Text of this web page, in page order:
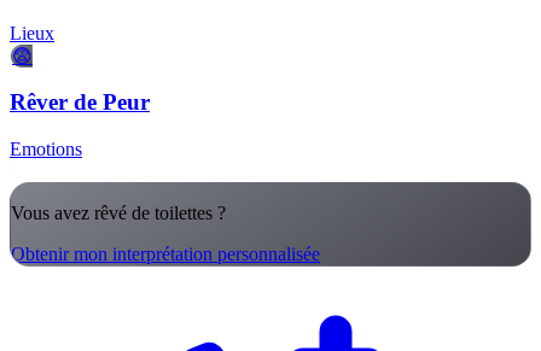
Lieux
😨
Rêver de Peur
Emotions
Vous avez rêvé de toilettes ?
Obtenir mon interprétation personnalisée